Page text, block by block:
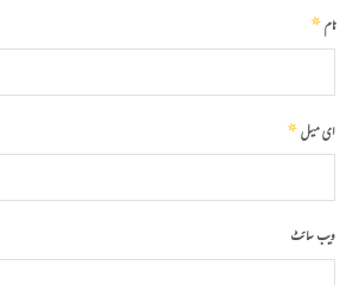
نام*
ای میل*
ویب‌ سائٹ